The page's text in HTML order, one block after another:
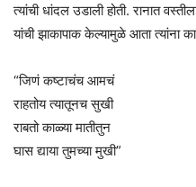
त्यांची धांदल उडाली होती. रानात
यांची झाकापाक केल्यामुळे आता त्यांना
“जिणं कष्टाचंच आमचं
राहतोय त्यातूनच सुखी
राबतो काळ्या मातीतुन
घास द्याया तुमच्या मुखी”